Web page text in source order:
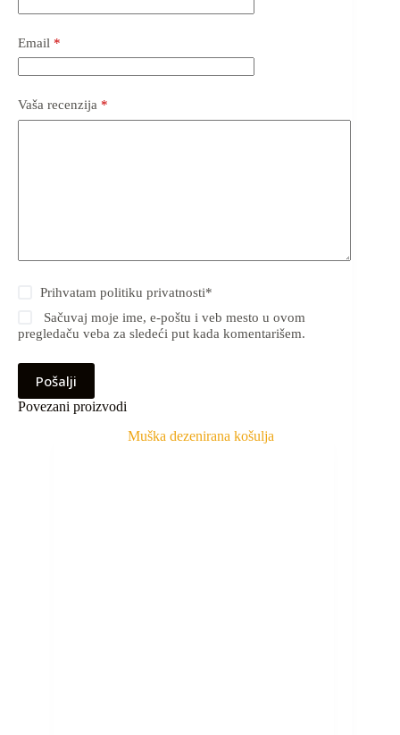
Email *
Vaša recenzija *
Prihvatampolitiku privatnosti*
Sačuvaj moje ime, e-poštu i veb mesto u ovom
pregledaču veba za sledeći put kada komentarišem.
Pošalji
Povezani proizvodi